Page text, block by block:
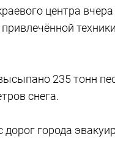
центра
235 тонн
снега.
города